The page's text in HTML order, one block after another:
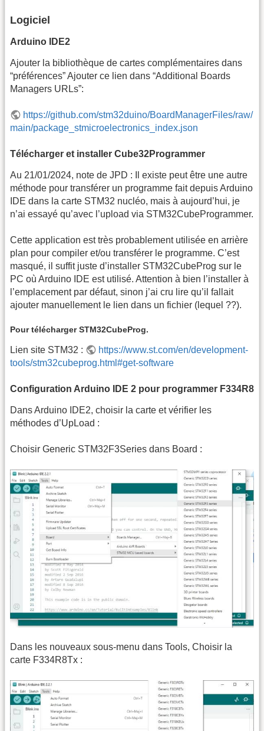
Logiciel
Arduino IDE2
Ajouter la bibliothèque de cartes complémentaires dans
“préférences” Ajouter ce lien dans “Additional Boards
Managers URLs”:
https://github.com/stm32duino/BoardManagerFiles/raw/
main/package_stmicroelectronics_index.json
Télécharger et installer Cube32Programmer
Au 21/01/2024, note de JPD : Il existe peut être une autre
méthode pour transférer un programme fait depuis Arduino
IDE dans la carte STM32 nucléo, mais à aujourd’hui, je
n’ai essayé qu’avec l’upload via STM32CubeProgrammer.
Cette application est très probablement utilisée en arrière
plan pour compiler et/ou transférer le programme. C’est
masqué, il suffit juste d’installer STM32CubeProg sur le
PC où Arduino IDE est utilisé. Attention à bien l’installer à
l’emplacement par défaut, sinon j’ai cru lire qu’il fallait
ajouter manuellement le lien dans un fichier (lequel ??).
Pour télécharger STM32CubeProg.
Lien site STM32 :
https://www.st.com/en/development-
tools/stm32cubeprog.html#get-software
Configuration Arduino IDE 2 pour programmer F334R8
Dans Arduino IDE2, choisir la carte et vérifier les
méthodes d’UpLoad :
Choisir Generic STM32F3Series dans Board :
Dans les nouveaux sous-menu dans Tools, Choisir la
carte F334R8Tx :